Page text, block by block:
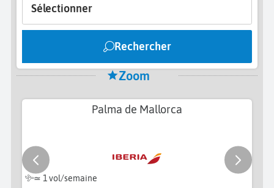
Sélectionner
Rechercher
Zoom
Palma de Mallorca
≃ 1 vol/semaine